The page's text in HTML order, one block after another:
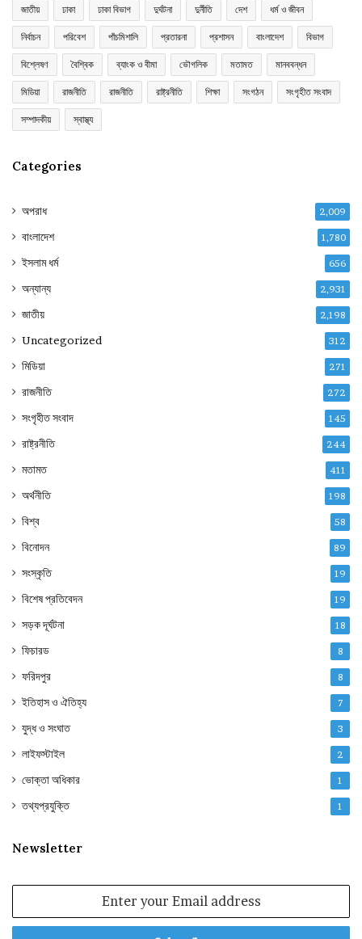
জাতীয় ঢাকা ঢাকা বিভাগ দুর্ঘটনা দুর্নীতি দেশ ধর্ম ও জীবন
নির্বাচন পরিবেশ পাঁচমিশালি প্রতারনা প্রশাসন বাংলাদেশ বিভাগ
বিশ্লেষণ বৈশ্বিক ব্যাংক ও বীমা ভৌগলিক মতামত মানববন্ধন
মিডিয়া রাজনীতি রাজনীতি রাষ্ট্রনীতি শিক্ষা সংগঠন সংগৃহীত সংবাদ
সম্পাদকীয় স্বাস্থ্য
Categories
অপরাধ 2,009
বাংলাদেশ 1,780
ইসলাম ধর্ম 656
অন্যান্য 2,931
জাতীয় 2,198
Uncategorized 312
মিডিয়া 271
রাজনীতি 272
সংগৃহীত সংবাদ 145
রাষ্ট্রনীতি 244
মতামত 411
অর্থনীতি 198
বিশ্ব 58
বিনোদন 89
সংস্কৃতি 19
বিশেষ প্রতিবেদন 19
সড়ক দূর্ঘটনা 18
ফিচারড 8
ফরিদপুর 8
ইতিহাস ও ঐতিহ্য 7
যুদ্ধ ও সংঘাত 3
লাইফস্টাইল 2
ভোক্তা অধিকার 1
তথ্যপ্রযুক্তি 1
Newsletter
Email